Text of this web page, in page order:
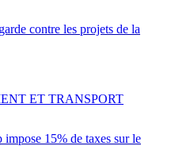
contre les projets de la
impose 15% de taxes sur le
ET TRANSPORT